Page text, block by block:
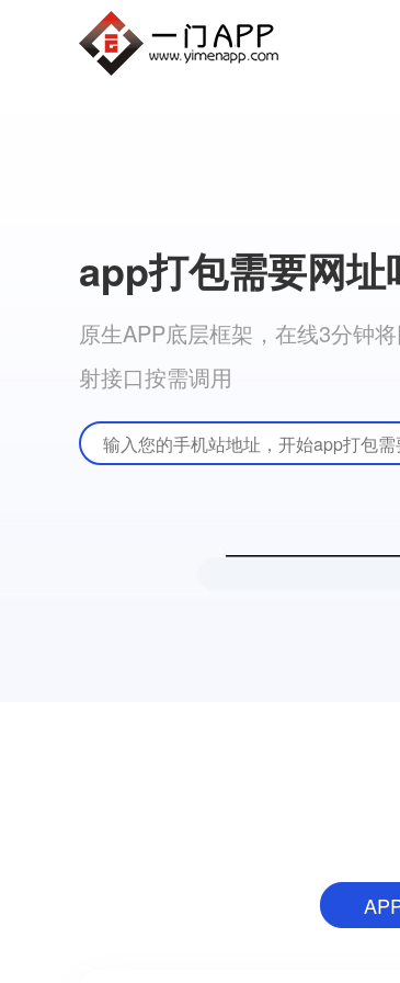
app打包需要网址
原生APP底层框架，在线3分钟
射接口按需调用